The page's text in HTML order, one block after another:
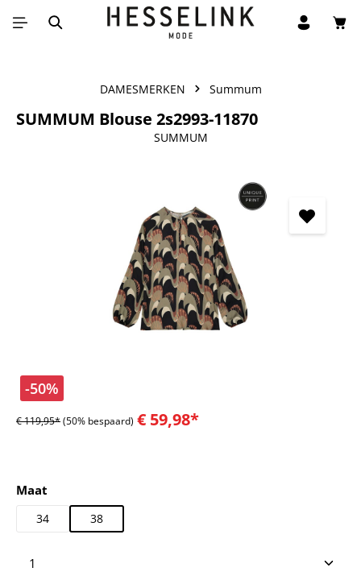
Ga naar de hoofdinhoud
DAMESMERKEN Summum
SUMMUM Blouse 2s2993-11870
SUMMUM
-50%
€ 119,95*(50% bespaard) € 59,98*
Selecteer
Maat
34 38
Producthoeveelheid: Voer de gewenste